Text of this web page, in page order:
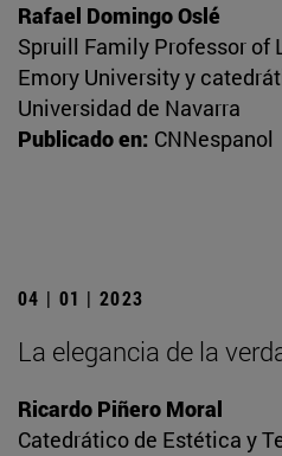
Rafael Domingo Oslé
Spruill Family Professor of
Emory University y
Universidad de Navarra
Publicado en: CNNespanol
04 | 01 | 2023
La elegancia de la
Ricardo Piñero Moral
Catedrático de Estética y